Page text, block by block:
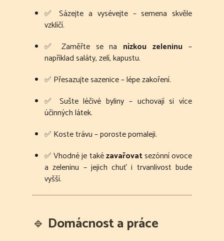
✅ Sázejte a vysévejte – semena skvěle
vzklíčí.
✅ Zaměřte se na nízkou zeleninu –
například saláty, zelí, kapustu.
✅ Přesazujte sazenice – lépe zakoření.
✅ Sušte léčivé byliny – uchovají si více
účinných látek.
✅ Koste trávu – poroste pomaleji.
✅ Vhodné je takézavařovatsezónní ovoce
a zeleninu – jejich chuť i trvanlivost bude
vyšší.
🔹 Domácnost a práce